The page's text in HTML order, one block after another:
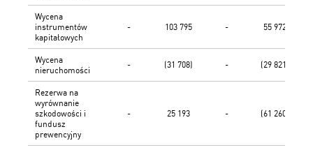
Wycena
instrumentów
kapitałowych
- 103 795 - 55 972
Wycena
nieruchomości
- (31 708) - (29 821)
Rezerwa na
wyrównanie
szkodowości i
fundusz
prewencyjny
- 25 193 - (61 260)